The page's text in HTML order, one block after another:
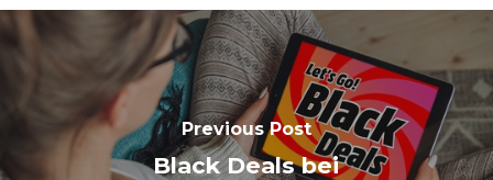
Previous Post
Black Deals bei